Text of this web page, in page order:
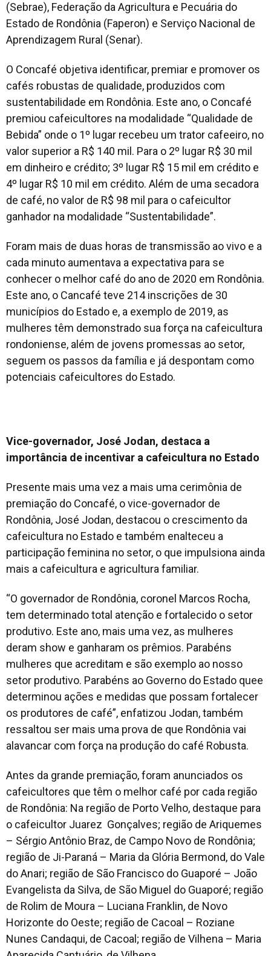
(Sebrae), Federação da Agricultura e Pecuária do
Estado de Rondônia (Faperon) e Serviço Nacional de
Aprendizagem Rural (Senar).
O Concafé objetiva identificar, premiar e promover os
cafés robustas de qualidade, produzidos com
sustentabilidade em Rondônia. Este ano, o Concafé
premiou cafeicultores na modalidade “Qualidade de
Bebida” onde o 1º lugar recebeu um trator cafeeiro, no
valor superior a R$ 140 mil. Para o 2º lugar R$ 30 mil
em dinheiro e crédito; 3º lugar R$ 15 mil em crédito e
4º lugar R$ 10 mil em crédito. Além de uma secadora
de café, no valor de R$ 98 mil para o cafeicultor
ganhador na modalidade “Sustentabilidade”.
Foram mais de duas horas de transmissão ao vivo e a
cada minuto aumentava a expectativa para se
conhecer o melhor café do ano de 2020 em Rondônia.
Este ano, o Cancafé teve 214 inscrições de 30
municípios do Estado e, a exemplo de 2019, as
mulheres têm demonstrado sua força na cafeicultura
rondoniense, além de jovens promessas ao setor,
seguem os passos da família e já despontam como
potenciais cafeicultores do Estado.
Vice-governador, José Jodan, destaca a
importância de incentivar a cafeicultura no Estado
Presente mais uma vez a mais uma cerimônia de
premiação do Concafé, o vice-governador de
Rondônia, José Jodan, destacou o crescimento da
cafeicultura no Estado e também enalteceu a
participação feminina no setor, o que impulsiona ainda
mais a cafeicultura e agricultura familiar.
“O governador de Rondônia, coronel Marcos Rocha,
tem determinado total atenção e fortalecido o setor
produtivo. Este ano, mais uma vez, as mulheres
deram show e ganharam os prêmios. Parabéns
mulheres que acreditam e são exemplo ao nosso
setor produtivo. Parabéns ao Governo do Estado quee
determinou ações e medidas que possam fortalecer
os produtores de café”, enfatizou Jodan, também
ressaltou ser mais uma prova de que Rondônia vai
alavancar com força na produção do café Robusta.
Antes da grande premiação, foram anunciados os
cafeicultores que têm o melhor café por cada região
de Rondônia: Na região de Porto Velho, destaque para
o cafeicultor Juarez Gonçalves; região de Ariquemes
– Sérgio Antônio Braz, de Campo Novo de Rondônia;
região de Ji-Paraná – Maria da Glória Bermond, do Vale
do Anari; região de São Francisco do Guaporé – João
Evangelista da Silva, de São Miguel do Guaporé; região
de Rolim de Moura – Luciana Franklin, de Novo
Horizonte do Oeste; região de Cacoal – Roziane
Nunes Candaqui, de Cacoal; região de Vilhena – Maria